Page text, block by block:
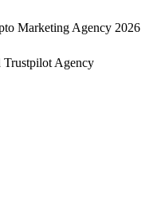
Marketing Agency 2026
Trustpilot Agency